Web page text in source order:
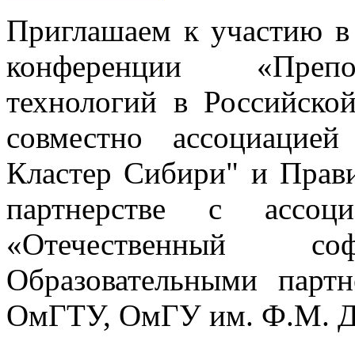
Приглашаем к участию
конференции
технологий в
совместно
Кластер Сибири" и
партнерстве с
«Отечественный
Образовательными
ОмГТУ, ОмГУ им. Ф.М.